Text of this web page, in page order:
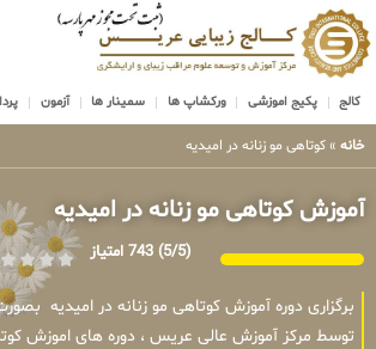
کالج پکیج اموزشی ورکشاپ ها سمینار ها آزمون
خانه » کوتاهی مو زنانه در امیدیه
آموزش کوتاهی مو زنانه در امیدیه
(5/5) 743 امتیاز
برگزاری دوره آموزش کوتاهی مو زنانه در امیدیه
توسط مرکز آموزش عالی عریس ، دوره های اموزش